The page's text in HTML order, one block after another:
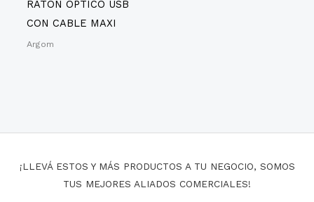
RATÓN ÓPTICO USB
CON CABLE MAXI
Argom
¡LLEVÁ ESTOS Y MÁS PRODUCTOS A TU NEGOCIO, SOMOS
TUS MEJORES ALIADOS COMERCIALES!